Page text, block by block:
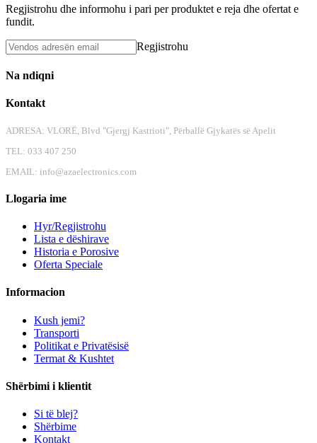
Regjistrohu dhe informohu i pari per produktet e reja dhe ofertat e
fundit.
Regjistrohu
Na ndiqni
Kontakt
ADRESA: VLORË, Blvd "Gjergj Kastrioti", Përballë Gjykatës së Apelit
TEL: 033 407 250
EMAIL: info@azaelectronics.com
Llogaria ime
Hyr/Regjistrohu
Lista e dëshirave
Historia e Porosive
Oferta Speciale
Informacion
Kush jemi?
Transporti
Politikat e Privatësisë
Termat & Kushtet
Shërbimi i klientit
Si të blej?
Shërbime
Kontakt